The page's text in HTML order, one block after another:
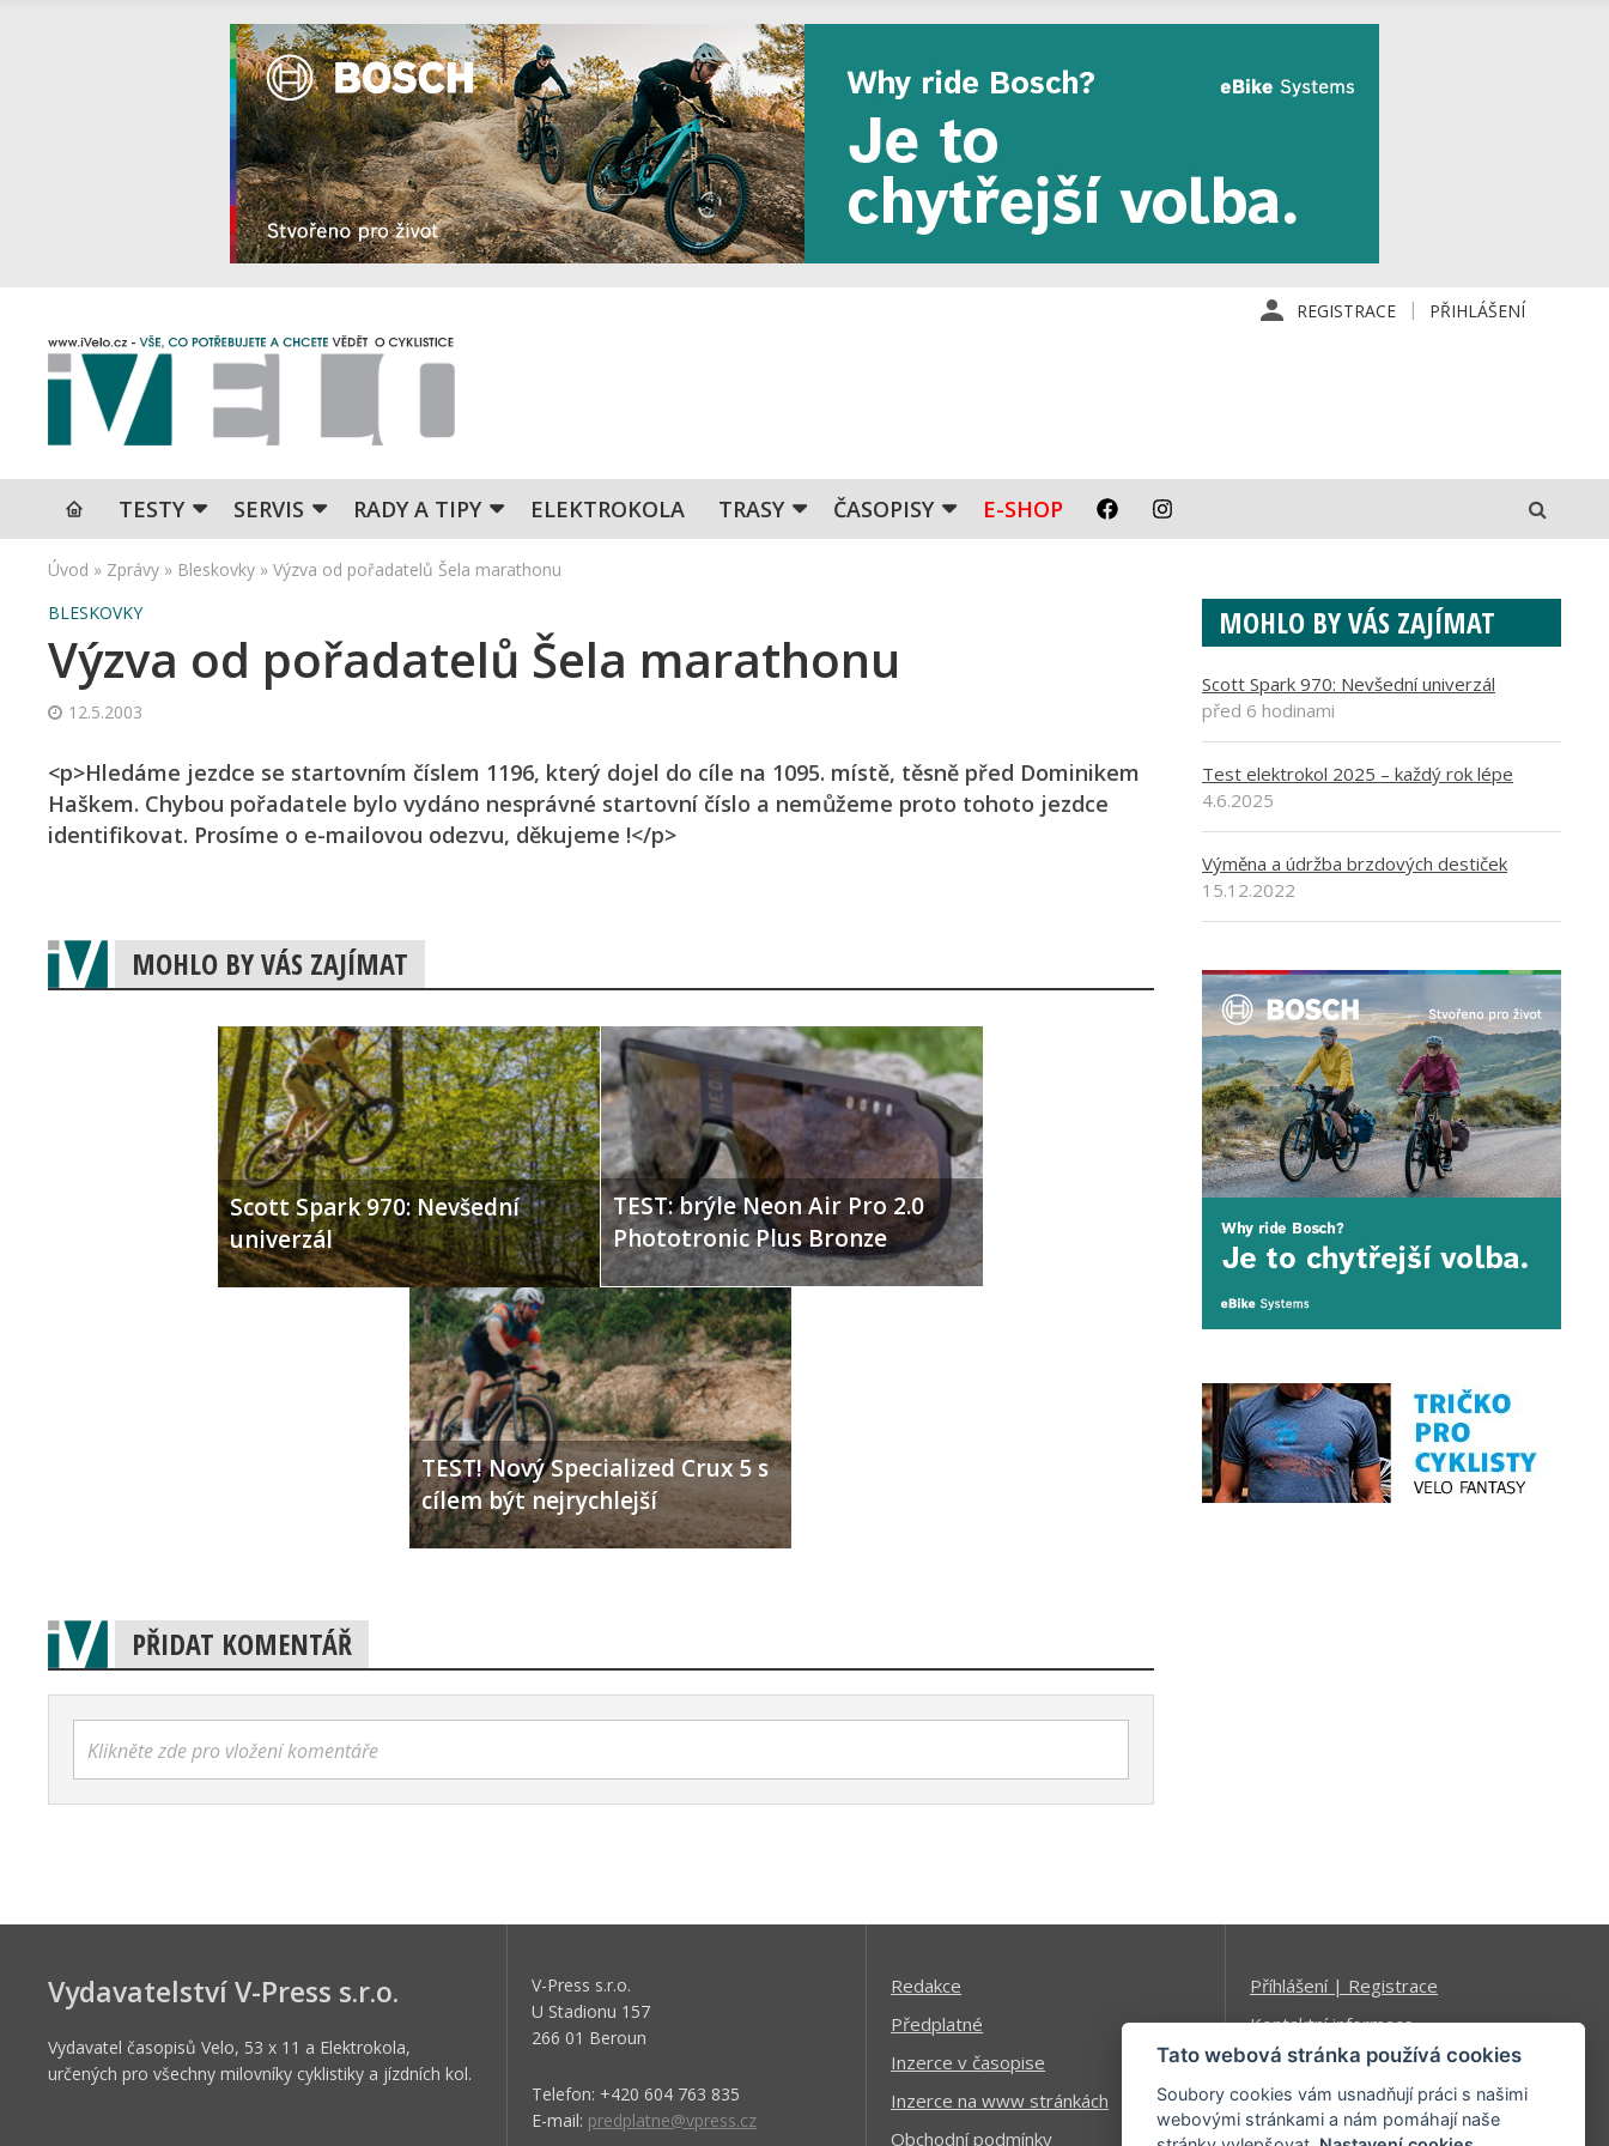
REGISTRACE PŘIHLÁŠENÍ
TESTY SERVIS RADY A TIPY ELEKTROKOLA TRASY ČASOPISY E-SHOP
Úvod » Zprávy » Bleskovky » Výzva od pořadatelů Šela marathonu
BLESKOVKY
Výzva od pořadatelů Šela marathonu
12.5.2003
<p>Hledáme jezdce se startovním číslem 1196, který dojel do cíle na 1095. místě, těsně před Dominikem
Haškem. Chybou pořadatele bylo vydáno nesprávné startovní číslo a nemůžeme proto tohoto jezdce
identifikovat. Prosíme o e-mailovou odezvu, děkujeme !</p>
MOHLO BY VÁS ZAJÍMAT
Scott Spark 970: Nevšední
univerzál
TEST: brýle Neon Air Pro 2.0
Phototronic Plus Bronze
TEST! Nový Specialized Crux 5 s
cílem být nejrychlejší
PŘIDAT KOMENTÁŘ
Klikněte zde pro vložení komentáře
MOHLO BY VÁS ZAJÍMAT
Scott Spark 970: Nevšední univerzál
před 6 hodinami
Test elektrokol 2025 – každý rok lépe
4.6.2025
Výměna a údržba brzdových destiček
15.12.2022
Vydavatelství V-Press s.r.o.
Vydavatel časopisů Velo, 53 x 11 a Elektrokola,
určených pro všechny milovníky cyklistiky a jízdních kol.
V-Press s.r.o.
U Stadionu 157
266 01 Beroun
Telefon: +420 604 763 835
E-mail: predplatne@vpress.cz
Redakce
Předplatné
Inzerce v časopise
Inzerce na www stránkách
Obchodní podmínky
Příhlášení | Registrace
Kontaktní informace
Mapa stránek
Tato webová stránka používá cookies
Soubory cookies vám usnadňují práci s našimi
webovými stránkami a nám pomáhají naše